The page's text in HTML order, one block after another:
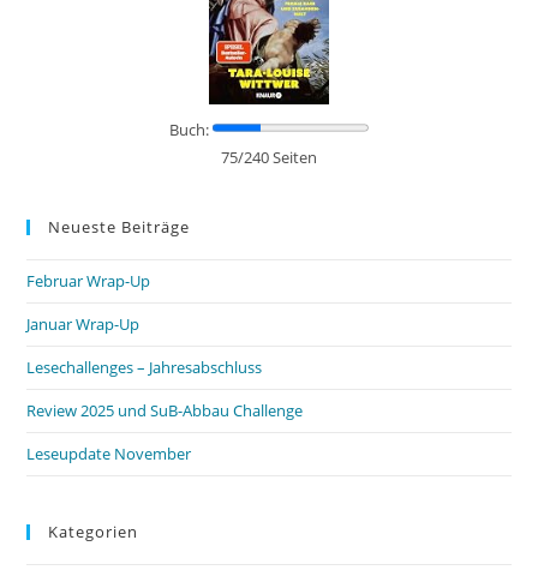
Buch:
75/240 Seiten
Neueste Beiträge
Februar Wrap-Up
Januar Wrap-Up
Lesechallenges – Jahresabschluss
Review 2025 und SuB-Abbau Challenge
Leseupdate November
Kategorien